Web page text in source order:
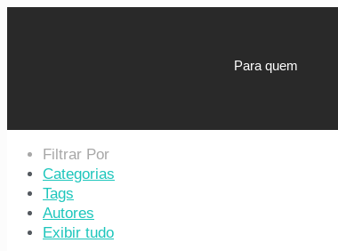
Para quem
Filtrar Por
Categorias
Tags
Autores
Exibir tudo